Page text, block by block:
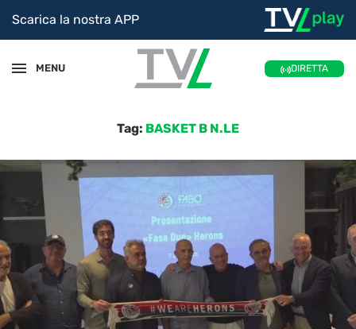
Scarica la nostra APP
MENU DIRETTA
Tag: BASKET B N.LE